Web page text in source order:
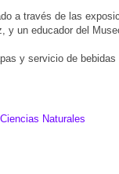
a través de las
y un educador del
y servicio de
Naturales